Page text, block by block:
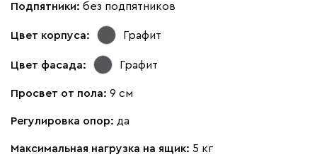
Подпятники: без подпятников
Цвет корпуса: Графит
Цвет фасада: Графит
Просвет от пола: 9 см
Регулировка опор: да
Максимальная нагрузка на ящик: 5 кг